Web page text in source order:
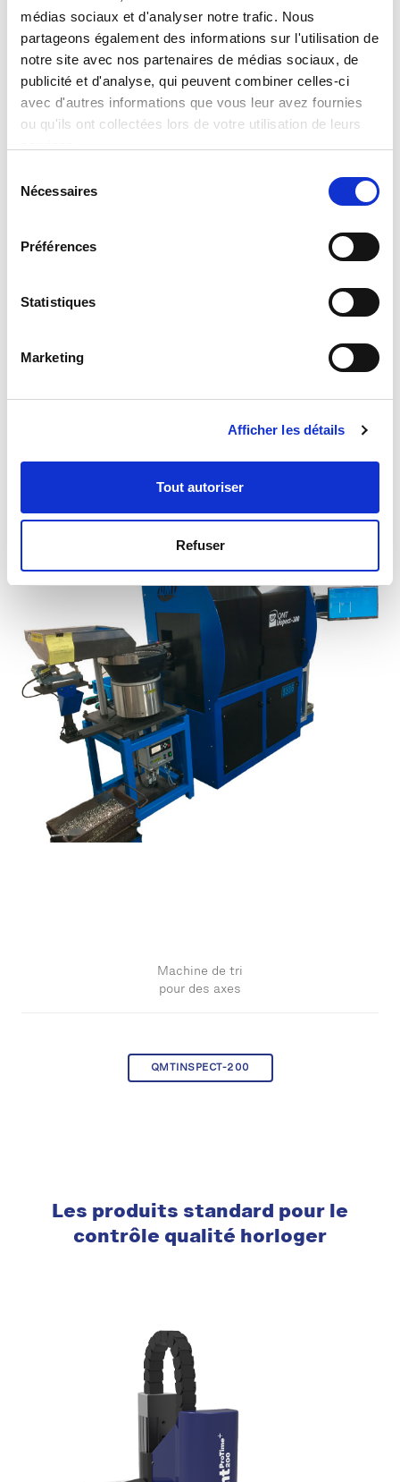
médias sociaux et d'analyser notre trafic. Nous
partageons également des informations sur l'utilisation de
notre site avec nos partenaires de médias sociaux, de
publicité et d'analyse, qui peuvent combiner celles-ci
avec d'autres informations que vous leur avez fournies
ou qu'ils ont collectées lors de votre utilisation de leurs
Nécessaires
Préférences
Statistiques
Marketing
Afficher les détails
Tout autoriser
Refuser
QMTVLINE
Machine de tri
pour des axes
QMTINSPECT-200
Les produits standard pour le
contrôle qualité horloger